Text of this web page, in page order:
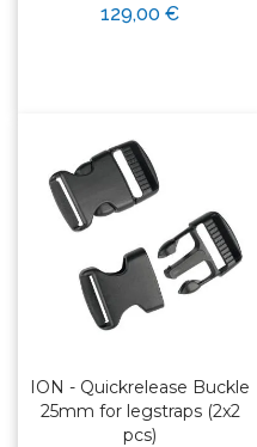
129,00 €
ION - Quickrelease Buckle
25mm for legstraps (2x2
pcs)